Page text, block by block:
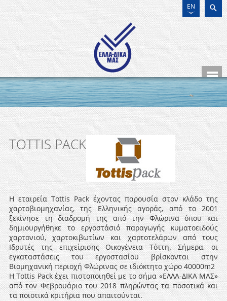
EN
TOTTIS PACK
Η εταιρεία Tottis Pack έχοντας παρουσία στον κλάδο της
χαρτοβιομηχανίας, της Ελληνικής αγοράς, από το 2001
ξεκίνησε τη διαδρομή της από την Φλώρινα όπου και
δημιουργήθηκε το εργοστάσιό παραγωγής κυματοειδούς
χαρτονιού, χαρτοκιβωτίων και χαρτοτελάρων από τους
Ιδρυτές της επιχείρισης Οικογένεια Τόττη. Σήμερα, οι
εγκαταστάσεις του εργοστασίου βρίσκονται στην
Βιομηχανική περιοχή Φλώρινας σε ιδιόκτητο χώρο 40000m2
Η Tottis Pack έχει πιστοποιηθεί με το σήμα «ΕΛΛΑ-ΔΙΚΑ ΜΑΣ»
από τον Φεβρουάριο του 2018 πληρώντας τα ποσοτικά και
τα ποιοτικά κριτήρια που απαιτούνται.